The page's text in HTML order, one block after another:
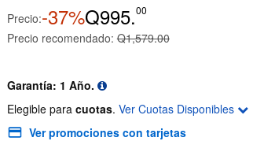
Precio:-37%Q995.00
Precio recomendado: Q1,579.00
Garantía: 1 Año.
Elegible para cuotas. Ver Cuotas Disponibles
Ver promociones con tarjetas